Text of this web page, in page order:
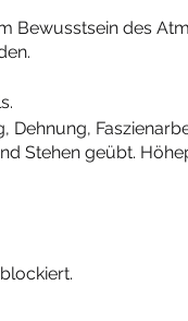
Bewusstsein des
Dehnung,
Stehen geübt.